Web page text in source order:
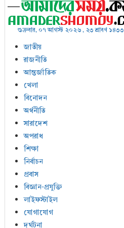
শুক্রবার, ০৭ আগস্ট ২০২৬ , ২৩ শ্রাবণ ১৪৩৩
জাতীয়
রাজনীতি
আন্তর্জাতিক
খেলা
বিনোদন
অর্থনীতি
সারাদেশ
অপরাধ
শিক্ষা
নির্বাচন
প্রবাস
বিজ্ঞান-প্রযুক্তি
লাইফস্টাইল
যোগাযোগ
দুর্ঘটনা